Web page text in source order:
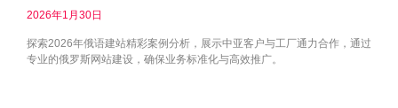
2026年1月30日
探索2026年俄语建站精彩案例分析，展示中亚客户与工厂通力合作，通过
专业的俄罗斯网站建设，确保业务标准化与高效推广。